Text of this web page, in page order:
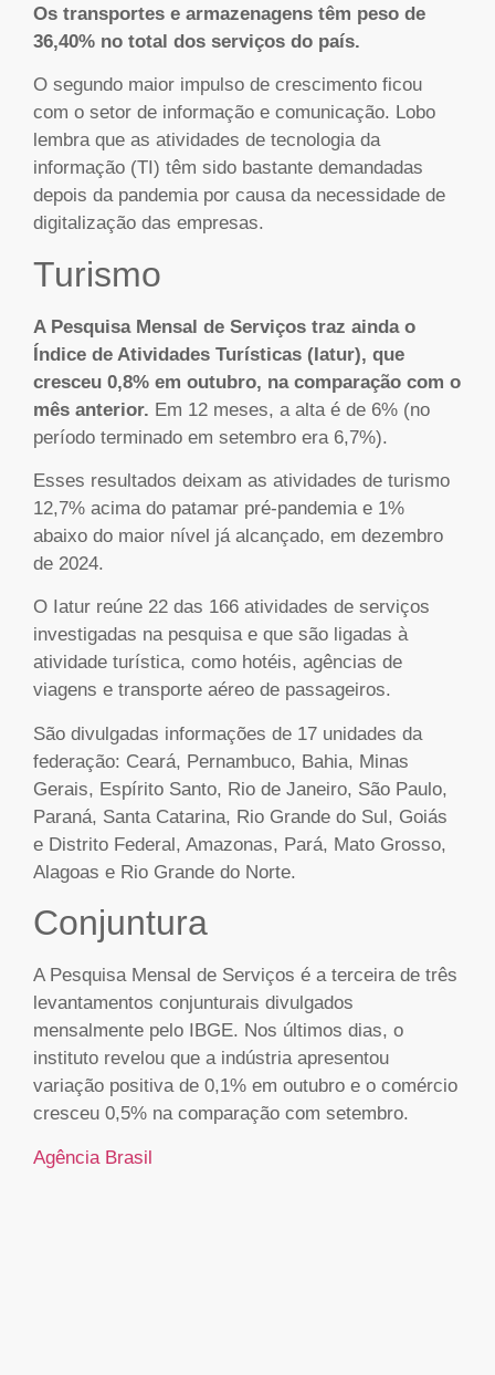
Os transportes e armazenagens têm peso de
36,40% no total dos serviços do país.
O segundo maior impulso de crescimento ficou
com o setor de informação e comunicação. Lobo
lembra que as atividades de tecnologia da
informação (TI) têm sido bastante demandadas
depois da pandemia por causa da necessidade de
digitalização das empresas.
Turismo
A Pesquisa Mensal de Serviços traz ainda o
Índice de Atividades Turísticas (Iatur), que
cresceu 0,8% em outubro, na comparação com o
mês anterior. Em 12 meses, a alta é de 6% (no
período terminado em setembro era 6,7%).
Esses resultados deixam as atividades de turismo
12,7% acima do patamar pré-pandemia e 1%
abaixo do maior nível já alcançado, em dezembro
de 2024.
O Iatur reúne 22 das 166 atividades de serviços
investigadas na pesquisa e que são ligadas à
atividade turística, como hotéis, agências de
viagens e transporte aéreo de passageiros.
São divulgadas informações de 17 unidades da
federação: Ceará, Pernambuco, Bahia, Minas
Gerais, Espírito Santo, Rio de Janeiro, São Paulo,
Paraná, Santa Catarina, Rio Grande do Sul, Goiás
e Distrito Federal, Amazonas, Pará, Mato Grosso,
Alagoas e Rio Grande do Norte.
Conjuntura
A Pesquisa Mensal de Serviços é a terceira de três
levantamentos conjunturais divulgados
mensalmente pelo IBGE. Nos últimos dias, o
instituto revelou que a indústria apresentou
variação positiva de 0,1% em outubro e o comércio
cresceu 0,5% na comparação com setembro.
Agência Brasil